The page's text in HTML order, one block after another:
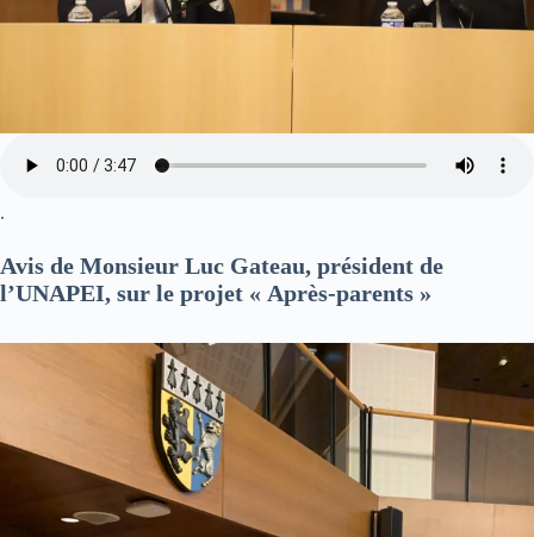
.
Avis de Monsieur Luc Gateau, président de
l’UNAPEI, sur le projet « Après-parents »